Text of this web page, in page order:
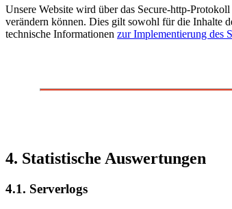
Unsere Website wird über das Secure-http-
verändern können. Dies gilt sowohl für die Inhalte
technische Informationen zur Implementierung des
4. Statistische Auswertungen
4.1. Serverlogs